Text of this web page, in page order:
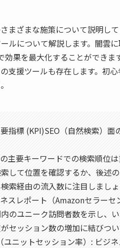
まざまな施策について説明し
ルについて解説します。闇雲
効果を最大化することができ
支援ツールも存在します。初
指標 (KPI)SEO（自然検索）面
主要キーワードでの検索順位
して位置を確認するか、後述
索経由の流入数に注目しましょ
スレポート（Amazonセラー
のユニーク訪問者数を示し、
セッション数の増加に結びつ
ユニットセッション率）: ビジ